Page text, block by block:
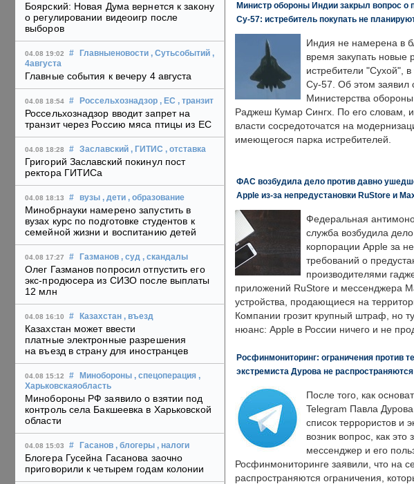
Боярский: Новая Дума вернется к закону
о регулировании видеоигр после
выборов
04.08 19:02 # Главныеновости , Сутьсобытий ,
4августа
Главные события к вечеру 4 августа
04.08 18:54 # Россельхознадзор , ЕС , транзит
Россельхознадзор вводит запрет на
транзит через Россию мяса птицы из ЕС
04.08 18:28 # Заславский , ГИТИС , отставка
Григорий Заславский покинул пост
ректора ГИТИСа
04.08 18:13 # вузы , дети , образование
Минобрнауки намерено запустить в
вузах курс по подготовке студентов к
семейной жизни и воспитанию детей
04.08 17:27 # Газманов , суд , скандалы
Олег Газманов попросил отпустить его
экс-продюсера из СИЗО после выплаты
12 млн
04.08 16:10 # Казахстан , въезд
Казахстан может ввести
платные электронные разрешения
на въезд в страну для иностранцев
04.08 15:12 # Минобороны , спецоперация ,
Харьковскаяобласть
Минобороны РФ заявило о взятии под
контроль села Бакшеевка в Харьковской
области
04.08 15:03 # Гасанов , блогеры , налоги
Блогера Гусейна Гасанова заочно
приговорили к четырем годам колонии
Министр обороны Индии закрыл вопрос о
Су-57: истребитель покупать не
Индия не намерена в
время закупать новые
истребители "Сухой",
Су-57. Об этом заявил
Министерства
Раджеш Кумар Сингх. По его словам,
власти сосредоточатся на
имеющегося парка истребителей.
ФАС возбудила дело против давно
Apple из-за непредустановки RuStore и
Федеральная
служба возбудила
корпорации Apple за
требований о
производителями
приложений RuStore и мессенджера
устройства, продающиеся на
Компании грозит крупный штраф, но
нюанс: Apple в России ничего и не
Росфинмониторинг: ограничения против
экстремиста Дурова не
После того, как
Telegram Павла
список террористов и
возник вопрос, как это
мессенджер и его
Росфинмониторинге заявили, что на
распространяются ограничения,